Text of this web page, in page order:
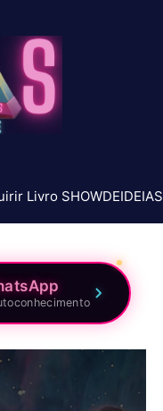
Livro SHOWDEIDEIAS